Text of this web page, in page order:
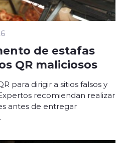
de estafas
QR maliciosos
para dirigir a sitios falsos y
recomiendan realizar
antes de entregar